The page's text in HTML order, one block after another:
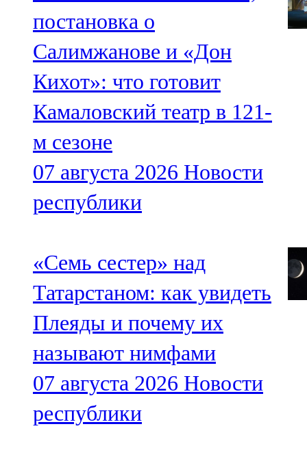
постановка о
Салимжанове и «Дон
Кихот»: что готовит
Камаловский театр в 121-
м сезоне
07 августа 2026 Новости
республики
«Семь сестер» над
Татарстаном: как увидеть
Плеяды и почему их
называют нимфами
07 августа 2026 Новости
республики